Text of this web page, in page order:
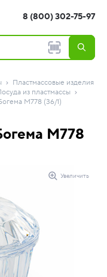
8 (800) 302-75-97
Пластмассовые изделия
из пластмассы
М778 (36/1)
М778
Увеличить